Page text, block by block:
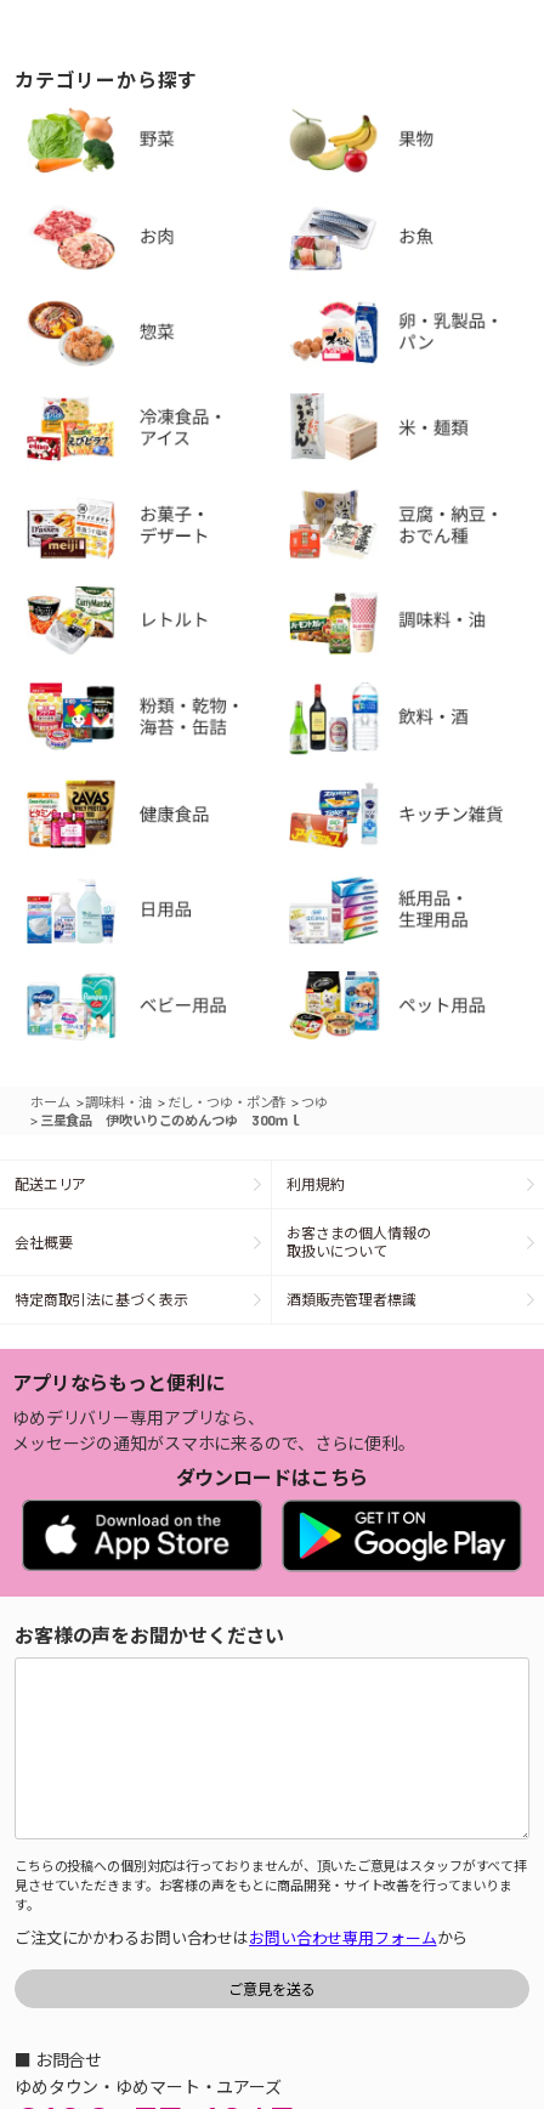
カテゴリーから探す
ホーム >調味料・油 > だし・つゆ・ポン酢 > つゆ
> 三星食品 伊吹いりこのめんつゆ 300ｍｌ
配送エリア 利用規約
会社概要
お客さまの個人情報の
取扱いについて
特定商取引法に基づく表示 酒類販売管理者標識
アプリならもっと便利に
ゆめデリバリー専用アプリなら、
メッセージの通知がスマホに来るので、さらに便利。
ダウンロードはこちら
お客様の声をお聞かせください
こちらの投稿への個別対応は行っておりませんが、頂いたご意見はスタッフがすべて拝
見させていただきます。お客様の声をもとに商品開発・サイト改善を行ってまいりま
す。
ご注文にかかわるお問い合わせはお問い合わせ専用フォームから
■ お問合せ
ゆめタウン・ゆめマート・ユアーズ